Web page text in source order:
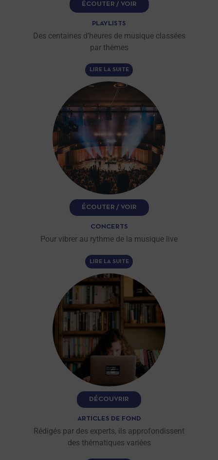
ÉCOUTER / VOIR
PLAYLISTS
Des centaines d’heures de musique classées
par thèmes
LIRE LA SUITE
ÉCOUTER / VOIR
CONCERTS
Pour vibrer au rythme de la musique live
LIRE LA SUITE
DÉCOUVRIR
ARTICLES DE FOND
Rédigés par des experts, ils approfondissent
des thématiques variées